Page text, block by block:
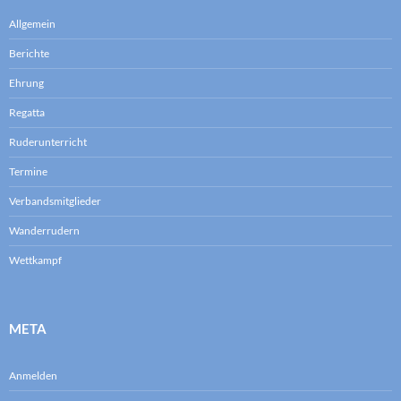
Allgemein
Berichte
Ehrung
Regatta
Ruderunterricht
Termine
Verbandsmitglieder
Wanderrudern
Wettkampf
META
Anmelden